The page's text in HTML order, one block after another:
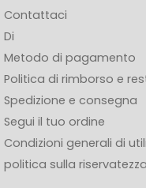
Contattaci
Di
Metodo di pagamento
Politica di rimborso e
Spedizione e consegna
Segui il tuo ordine
Condizioni generali di
politica sulla riservatezza